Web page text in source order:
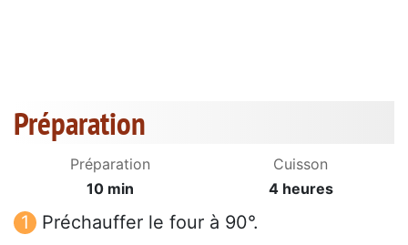
Préparation
Préparation
10 min
Cuisson
4 heures
Préchauffer le four à 90°.